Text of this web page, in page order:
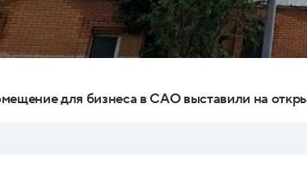
для бизнеса в САО выставили на